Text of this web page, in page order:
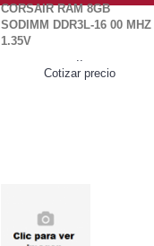
CORSAIR RAM 8GB
SODIMM DDR3L-16 00 MHZ
1.35V
..
Cotizar precio